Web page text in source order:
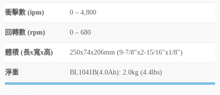
衝擊數 (ipm) 0 – 4,800
回轉數 (rpm) 0 – 680
體積 (長x寬x高) 250x74x206mm (9-7/8″x2-15/16″x1/8″)
淨重 BL1041B(4.0Ah): 2.0kg (4.4lbs)